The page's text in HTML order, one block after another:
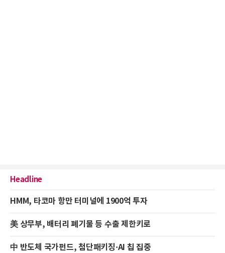
Headline
HMM, 타코마 항만 터미널에 1900억 투자
美 상무부, 배터리 폐기물 등 수출 제한키로
中 반도체 국가펀드, 첨단패키징·AI 칩 집중